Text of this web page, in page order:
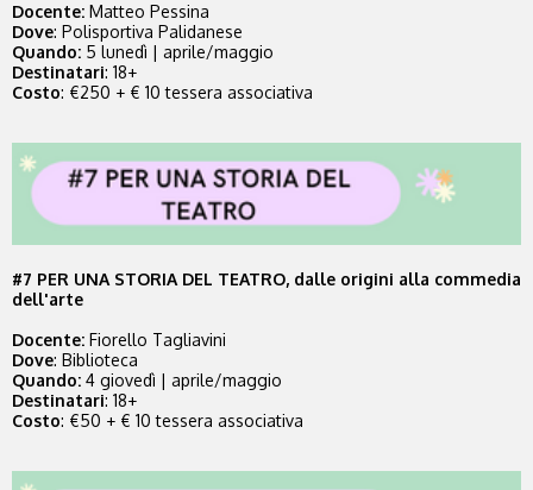
Docente: Matteo Pessina
Dove: Polisportiva Palidanese
Quando: 5 lunedì | aprile/maggio
Destinatari: 18+
Costo: €250 + € 10 tessera associativa
#7 PER UNA STORIA DEL TEATRO, dalle origini alla commedia
dell'arte
Docente: Fiorello Tagliavini
Dove: Biblioteca
Quando: 4 giovedì | aprile/maggio
Destinatari: 18+
Costo: €50 + € 10 tessera associativa